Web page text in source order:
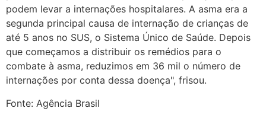
podem levar a internações hospitalares. A asma era a
segunda principal causa de internação de crianças de
até 5 anos no SUS, o Sistema Único de Saúde. Depois
que começamos a distribuir os remédios para o
combate à asma, reduzimos em 36 mil o número de
internações por conta dessa doença", frisou.
Fonte: Agência Brasil